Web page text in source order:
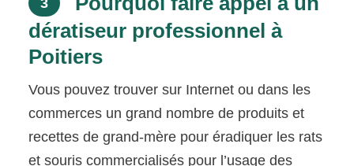
dératiseur professionnel à
Poitiers
Vous pouvez trouver sur Internet ou dans les
commerces un grand nombre de produits et
recettes de grand-mère pour éradiquer les rats
et souris commercialisés pour l’usage des